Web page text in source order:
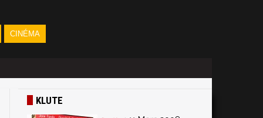
CINÉMA
KLUTE